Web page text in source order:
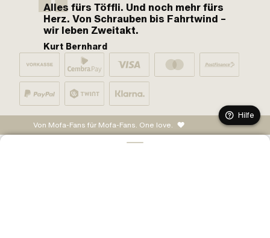
Alles fürs Töffli. Und noch mehr fürs
Herz. Von Schrauben bis Fahrtwind –
wir leben Zweitakt.
Kurt Bernhard
Von Mofa-Fans für Mofa-Fans. One love.
Hilfe